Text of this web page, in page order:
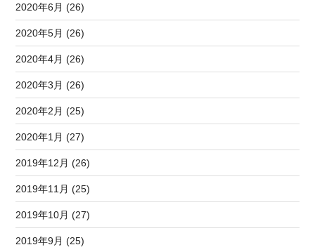
2020年6月 (26)
2020年5月 (26)
2020年4月 (26)
2020年3月 (26)
2020年2月 (25)
2020年1月 (27)
2019年12月 (26)
2019年11月 (25)
2019年10月 (27)
2019年9月 (25)